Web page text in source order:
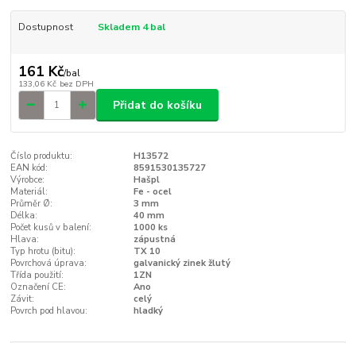
Dostupnost Skladem 4 bal
161 Kč/bal
133,06 Kč bez DPH
Přidat do košíku
Číslo produktu:
H13572
EAN kód:
8591530135727
Výrobce:
Hašpl
Materiál:
Fe - ocel
Průměr Ø:
3 mm
Délka:
40 mm
Počet kusů v balení:
1000 ks
Hlava:
zápustná
Typ hrotu (bitu):
TX 10
Povrchová úprava:
galvanický zinek žlutý
Třída použití:
1ZN
Označení CE:
Ano
Závit:
celý
Povrch pod hlavou:
hladký